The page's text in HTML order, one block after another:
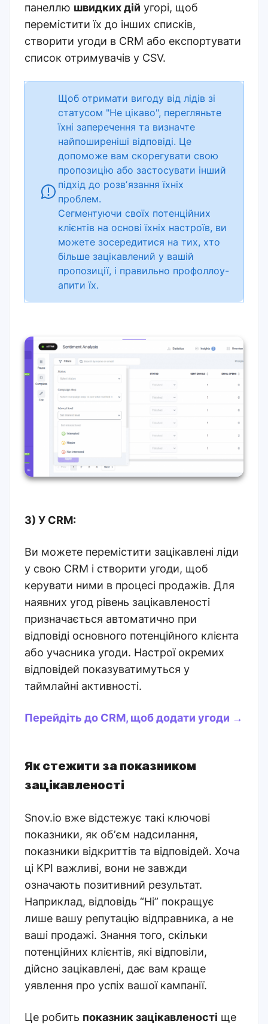
панеллю швидких дій угорі, щоб
перемістити їх до інших списків,
створити угоди в CRM або експортувати
список отримувачів у CSV.
Щоб отримати вигоду від лідів зі
статусом "Не цікаво", перегляньте
їхні заперечення та визначте
найпоширеніші відповіді. Це
допоможе вам скорегувати свою
пропозицію або застосувати інший
підхід до розвʼязання їхніх
проблем.
Сегментуючи своїх потенційних
клієнтів на основі їхніх настроїв, ви
можете зосередитися на тих, хто
більше зацікавлений у вашій
пропозиції, і правильно профоллоу-
апити їх.
3) У CRM:
Ви можете перемістити зацікавлені ліди
у свою CRM і створити угоди, щоб
керувати ними в процесі продажів. Для
наявних угод рівень зацікавленості
призначається автоматично при
відповіді основного потенційного клієнта
або учасника угоди. Настрої окремих
відповідей показуватимуться у
таймлайні активності.
Перейдіть до CRM, щоб додати угоди →
Як стежити за показником
зацікавленості
Snov.io вже відстежує такі ключові
показники, як обʼєм надсилання,
показники відкриттів та відповідей. Хоча
ці KPI важливі, вони не завжди
означають позитивний результат.
Наприклад, відповідь “Ні” покращує
лише вашу репутацію відправника, а не
ваші продажі. Знання того, скільки
потенційних клієнтів, які відповіли,
дійсно зацікавлені, дає вам краще
уявлення про успіх вашої кампанії.
Це робить показник зацікавленості ще